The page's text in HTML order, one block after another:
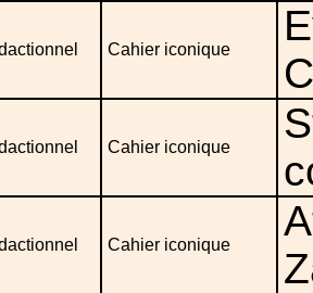
Cahier iconique
Cahier iconique
Cahier iconique